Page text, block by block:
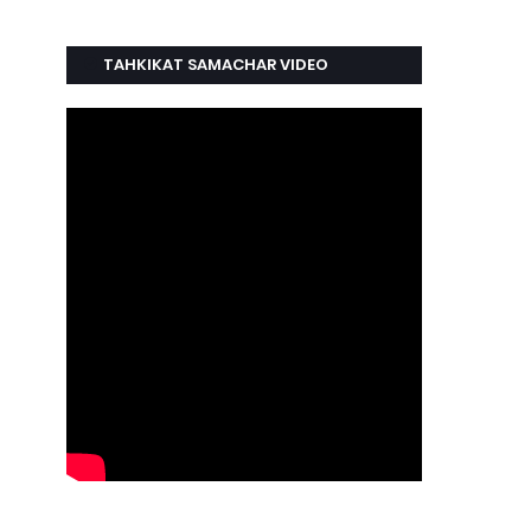
TAHKIKAT SAMACHAR VIDEO